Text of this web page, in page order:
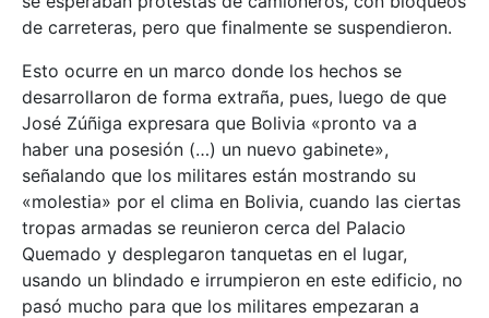
de carreteras, pero que finalmente se suspendieron.
Esto ocurre en un marco donde los hechos se
desarrollaron de forma extraña, pues, luego de que
José Zúñiga expresara que Bolivia «pronto va a
haber una posesión (…) un nuevo gabinete»,
señalando que los militares están mostrando su
«molestia» por el clima en Bolivia, cuando las ciertas
tropas armadas se reunieron cerca del Palacio
Quemado y desplegaron tanquetas en el lugar,
usando un blindado e irrumpieron en este edificio, no
pasó mucho para que los militares empezaran a